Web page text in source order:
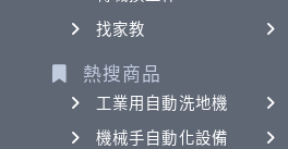
找家教
熱搜商品
工業用自動洗地機
機械手自動化設備